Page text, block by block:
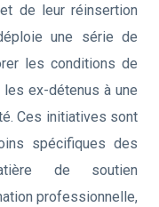
de leur réinsertion
une série de
les conditions de
ex-détenus à une
Ces initiatives sont
spécifiques des
de soutien
professionnelle,